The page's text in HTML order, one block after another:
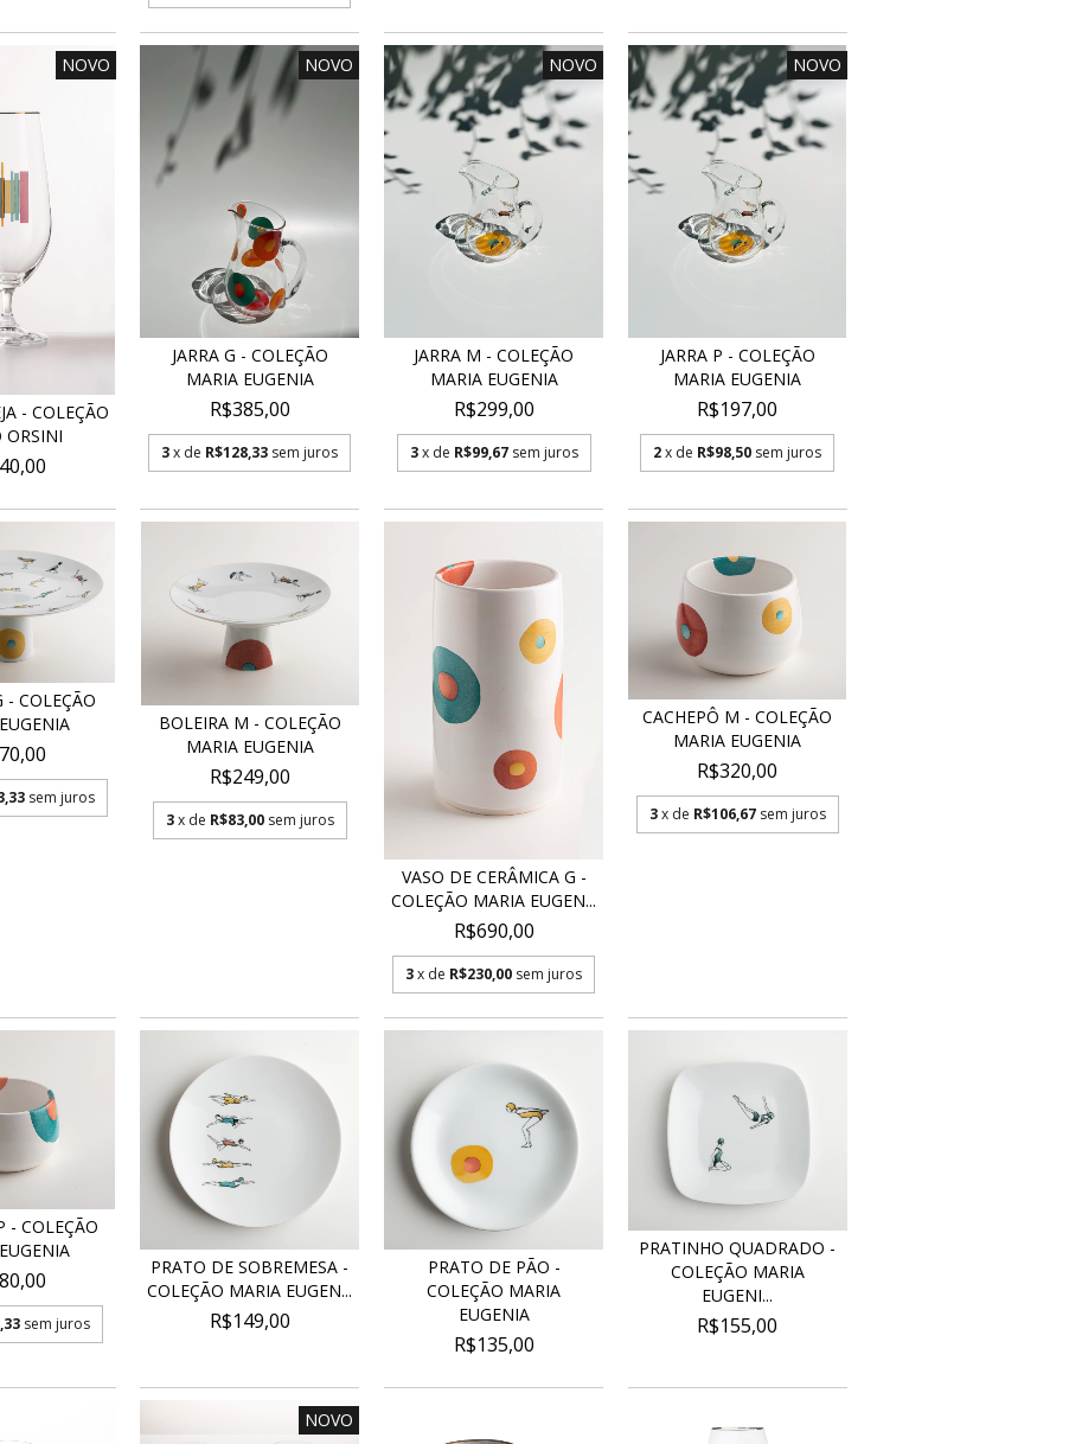
NOVO
- COLEÇÃO
ORSINI
NOVO
JARRA G - COLEÇÃO
MARIA EUGENIA
R$385,00
3x de R$128,33 sem juros
NOVO
JARRA M - COLEÇÃO
MARIA EUGENIA
R$299,00
3 x de R$99,67 sem juros
NOVO
JARRA P - COLEÇÃO
MARIA EUGENIA
R$197,00
2x de R$98,50 sem juros
- COLEÇÃO
sem juros
BOLEIRA M - COLEÇÃO
MARIA EUGENIA
R$249,00
3x de R$83,00 sem juros
VASO DE CERÂMICA G -
COLEÇÃO MARIA EUGEN...
R$690,00
3x de R$230,00 sem juros
CACHEPÔ M - COLEÇÃO
MARIA EUGENIA
R$320,00
3x de R$106,67 sem juros
- COLEÇÃO
sem juros
PRATO DE SOBREMESA -
COLEÇÃO MARIA EUGEN...
R$149,00
PRATO DE PÃO -
COLEÇÃO MARIA
EUGENIA
R$135,00
PRATINHO QUADRADO -
COLEÇÃO MARIA
EUGENI...
R$155,00
NOVO